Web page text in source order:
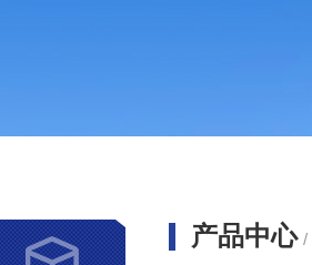
产品中心 /